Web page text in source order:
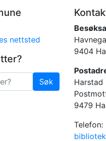
nettsted
Søk
Søk
9404
9479